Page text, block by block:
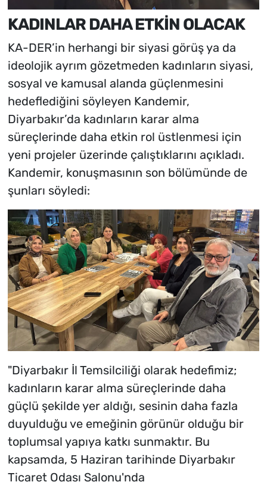
KADINLAR DAHA ETKİN OLACAK
KA-DER’in herhangi bir siyasi görüş ya da
ideolojik ayrım gözetmeden kadınların siyasi,
sosyal ve kamusal alanda güçlenmesini
hedeflediğini söyleyen Kandemir,
Diyarbakır’da kadınların karar alma
süreçlerinde daha etkin rol üstlenmesi için
yeni projeler üzerinde çalıştıklarını açıkladı.
Kandemir, konuşmasının son bölümünde de
şunları söyledi:
"Diyarbakır İl Temsilciliği olarak hedefimiz;
kadınların karar alma süreçlerinde daha
güçlü şekilde yer aldığı, sesinin daha fazla
duyulduğu ve emeğinin görünür olduğu bir
toplumsal yapıya katkı sunmaktır. Bu
kapsamda, 5 Haziran tarihinde Diyarbakır
Ticaret Odası Salonu'nda